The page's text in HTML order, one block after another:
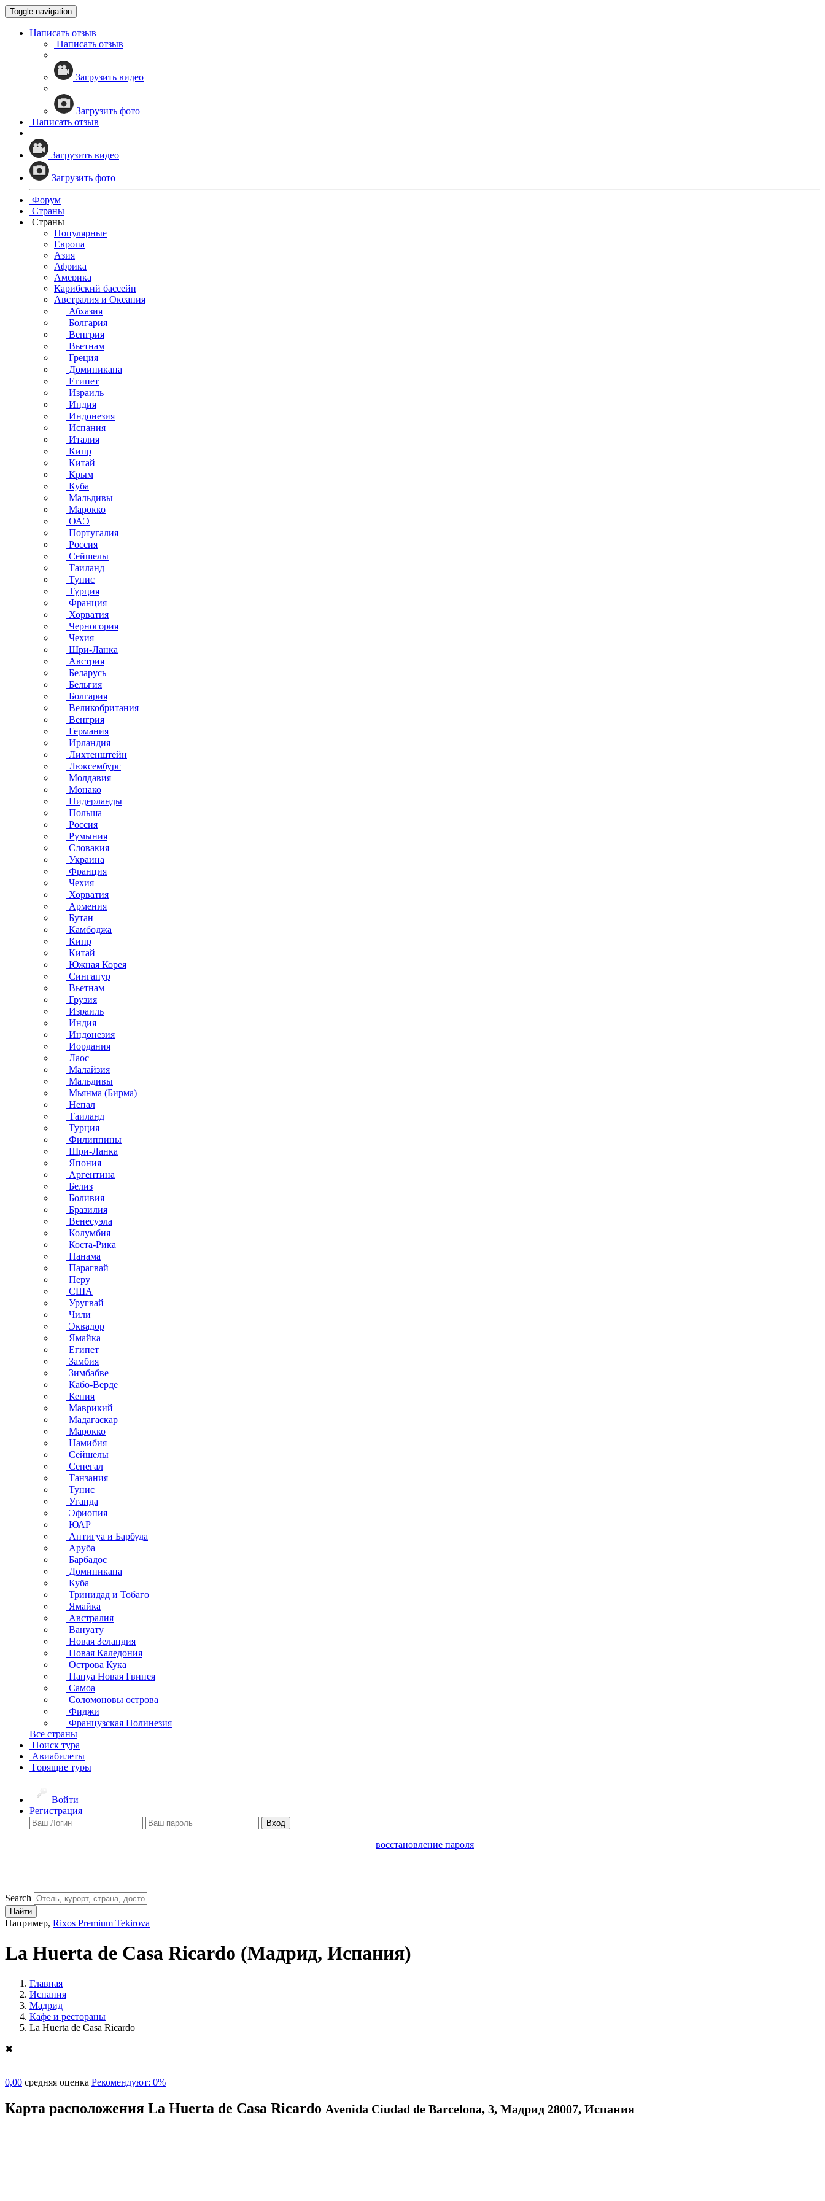
Toggle navigation
Написать отзыв
Написать отзыв
Загрузить видео
Загрузить фото
Написать отзыв
Загрузить видео
Загрузить фото
Форум
Страны
Страны
Популярные
Европа
Азия
Африка
Америка
Карибский бассейн
Австралия и Океания
Абхазия
Болгария
Венгрия
Вьетнам
Греция
Доминикана
Египет
Израиль
Индия
Индонезия
Испания
Италия
Кипр
Китай
Крым
Куба
Мальдивы
Марокко
ОАЭ
Португалия
Россия
Сейшелы
Таиланд
Тунис
Турция
Франция
Хорватия
Черногория
Чехия
Шри-Ланка
Австрия
Беларусь
Бельгия
Болгария
Великобритания
Венгрия
Германия
Ирландия
Лихтенштейн
Люксембург
Молдавия
Монако
Нидерланды
Польша
Россия
Румыния
Словакия
Украина
Франция
Чехия
Хорватия
Армения
Бутан
Камбоджа
Кипр
Китай
Южная Корея
Сингапур
Вьетнам
Грузия
Израиль
Индия
Индонезия
Иордания
Лаос
Малайзия
Мальдивы
Мьянма (Бирма)
Непал
Таиланд
Турция
Филиппины
Шри-Ланка
Япония
Аргентина
Белиз
Боливия
Бразилия
Венесуэла
Колумбия
Коста-Рика
Панама
Парагвай
Перу
США
Уругвай
Чили
Эквадор
Ямайка
Египет
Замбия
Зимбабве
Кабо-Верде
Кения
Маврикий
Мадагаскар
Марокко
Намибия
Сейшелы
Сенегал
Танзания
Тунис
Уганда
Эфиопия
ЮАР
Антигуа и Барбуда
Аруба
Барбадос
Доминикана
Куба
Тринидад и Тобаго
Ямайка
Австралия
Вануату
Новая Зеландия
Новая Каледония
Острова Кука
Папуа Новая Гвинея
Самоа
Соломоновы острова
Фиджи
Французская Полинезия
Все страны
Поиск тура
Авиабилеты
Горящие туры
Войти
Регистрация
Вход
восстановление пароля
Search
Найти
Например, Rixos Premium Tekirova
La Huerta de Casa Ricardo (Мадрид, Испания)
Главная
Испания
Мадрид
Кафе и рестораны
La Huerta de Casa Ricardo
✖
0,00 средняя оценка Рекомендуют: 0%
Карта расположения La Huerta de Casa Ricardo Avenida Ciudad de Barcelona, 3, Мадрид 28007, Испания